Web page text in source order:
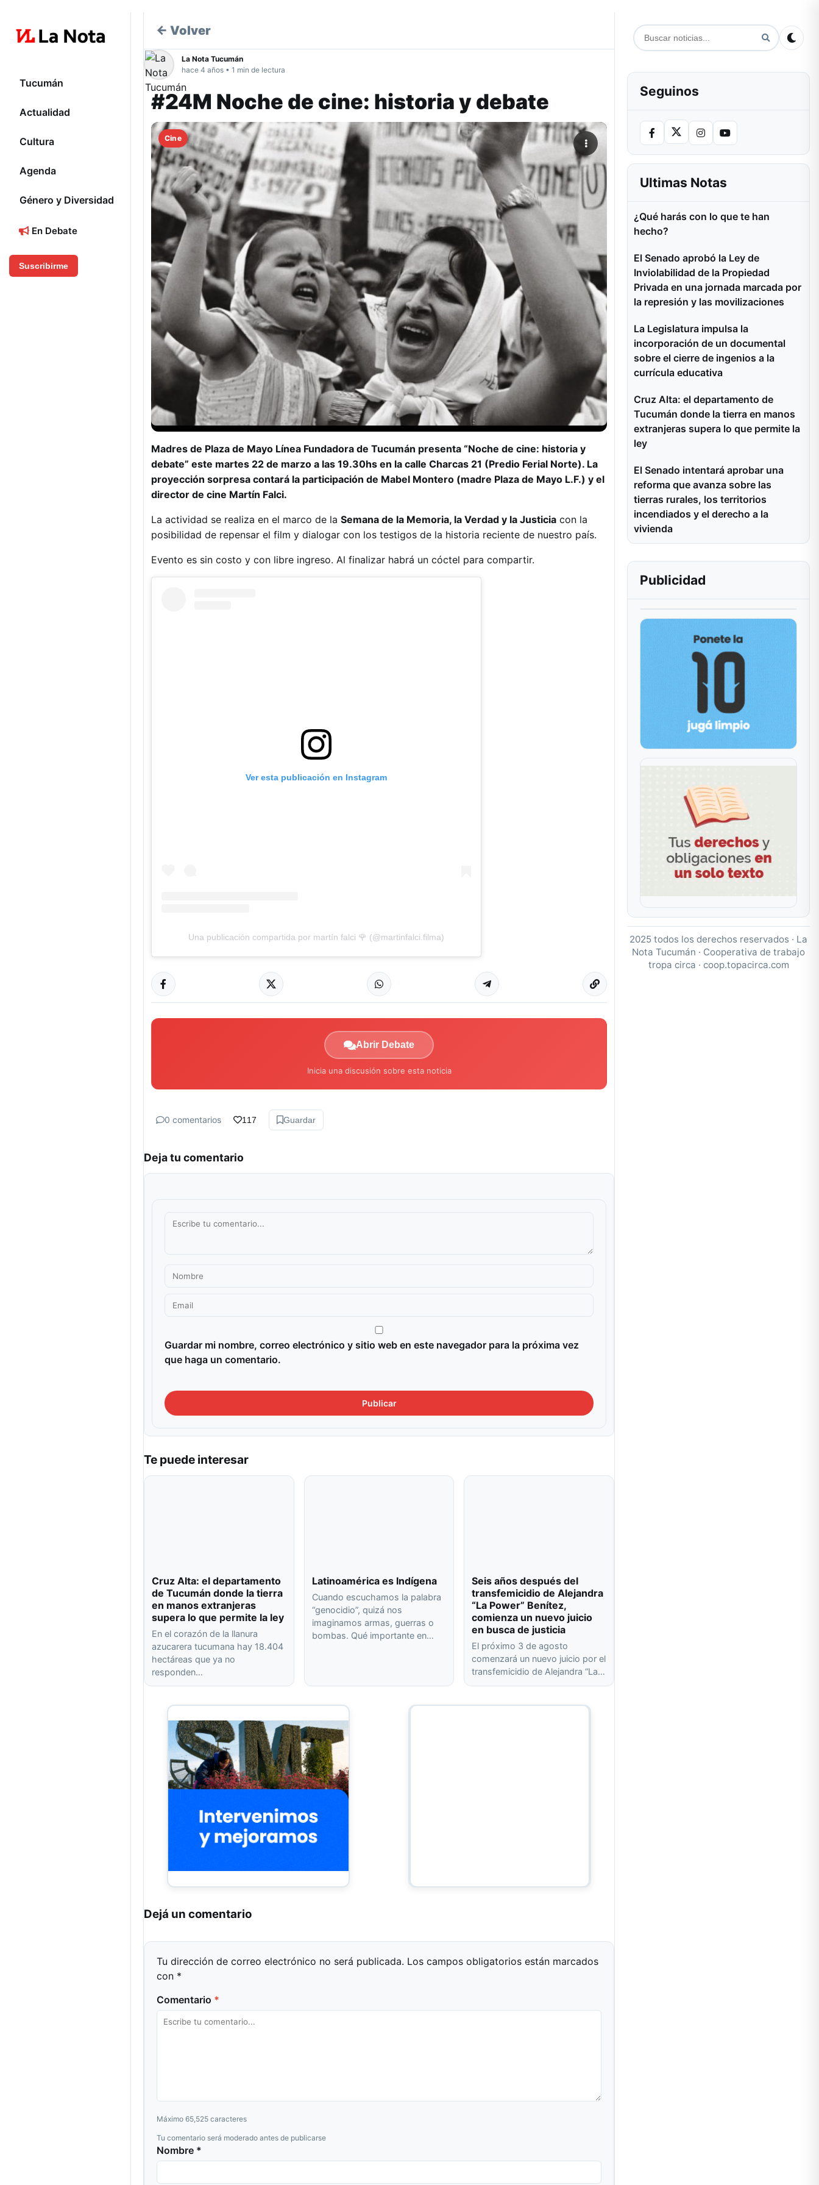
Tucumán
Actualidad
Cultura
Agenda
Género y Diversidad
En Debate
Suscribirme
← Volver
La Nota Tucumán
hace 4 años • 1 min de lectura
#24M Noche de cine: historia y debate
Cine
Madres de Plaza de Mayo Línea Fundadora de Tucumán presenta “Noche de cine: historia y
debate” este martes 22 de marzo a las 19.30hs en la calle Charcas 21 (Predio Ferial Norte). La
proyección sorpresa contará la participación de Mabel Montero (madre Plaza de Mayo L.F.) y el
director de cine Martín Falci.
La actividad se realiza en el marco de la Semana de la Memoria, la Verdad y la Justicia con la
posibilidad de repensar el film y dialogar con los testigos de la historia reciente de nuestro país.
Evento es sin costo y con libre ingreso. Al finalizar habrá un cóctel para compartir.
Ver esta publicación en Instagram
Una publicación compartida por martín falci 🌹 (@martinfalci.filma)
Abrir Debate
Inicia una discusión sobre esta noticia
0 comentarios 117 Guardar
Deja tu comentario
Guardar mi nombre, correo electrónico y sitio web en este navegador para la próxima vez
que haga un comentario.
Te puede interesar
Cruz Alta: el departamento
de Tucumán donde la tierra
en manos extranjeras
supera lo que permite la ley
En el corazón de la llanura
azucarera tucumana hay 18.404
hectáreas que ya no
responden…
Latinoamérica es Indígena
Cuando escuchamos la palabra
“genocidio”, quizá nos
imaginamos armas, guerras o
bombas. Qué importante en…
Seis años después del
transfemicidio de Alejandra
“La Power” Benítez,
comienza un nuevo juicio
en busca de justicia
El próximo 3 de agosto
comenzará un nuevo juicio por el
transfemicidio de Alejandra “La…
Dejá un comentario
Tu dirección de correo electrónico no será publicada. Los campos obligatorios están marcados
con *
Comentario *
Máximo 65,525 caracteres
Tu comentario será moderado antes de publicarse
Nombre *
Seguinos
Ultimas Notas
¿Qué harás con lo que te han
hecho?
El Senado aprobó la Ley de
Inviolabilidad de la Propiedad
Privada en una jornada marcada por
la represión y las movilizaciones
La Legislatura impulsa la
incorporación de un documental
sobre el cierre de ingenios a la
currícula educativa
Cruz Alta: el departamento de
Tucumán donde la tierra en manos
extranjeras supera lo que permite la
ley
El Senado intentará aprobar una
reforma que avanza sobre las
tierras rurales, los territorios
incendiados y el derecho a la
vivienda
Publicidad
2025 todos los derechos reservados · La
Nota Tucumán · Cooperativa de trabajo
tropa circa · coop.topacirca.com